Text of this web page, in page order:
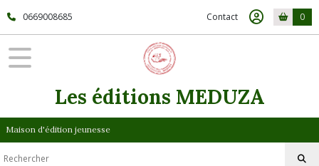
0669008685 Contact 0
Les éditions MEDUZA
Maison d'édition jeunesse